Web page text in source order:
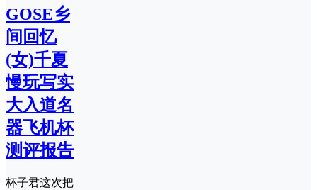
GOSE乡
间回忆
(女)千夏
慢玩写实
大入道名
器飞机杯
测评报告
杯子君这次把